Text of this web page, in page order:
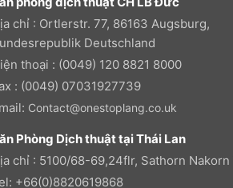
chỉ : Ortlerstr. 77, 86163 Augsburg,
Deutschland
thoại : (0049) 120 8821 8000
: (0049) 07031927739
Contact@onestoplang.co.uk
Phòng Dịch thuật tại Thái Lan
chỉ : 5100/68-69,24flr, Sathorn Nakorn
+66(0)8820619868